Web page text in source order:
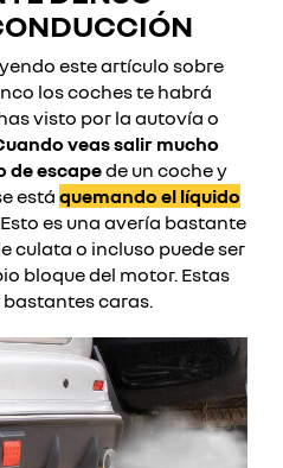
este artículo sobre
los coches te habrá
visto por la autovía o
veas salir mucho
de escapede un coche y
está quemando el líquido
Esto es una avería bastante
culata o incluso puede ser
bloque del motor. Estas
caras.